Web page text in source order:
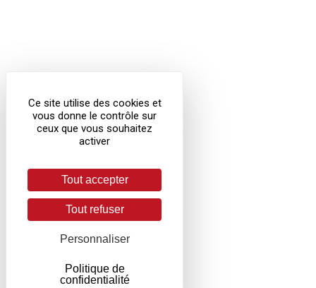
Ce site utilise des cookies et
vous donne le contrôle sur
ceux que vous souhaitez
activer
Tout accepter
Tout refuser
Personnaliser
Politique de
confidentialité